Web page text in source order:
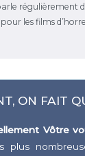
régulièrement
les films
ON FAIT
Vôtre
plus